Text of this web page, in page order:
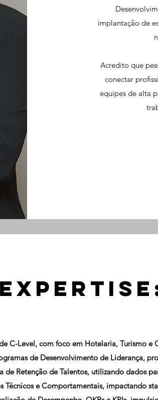
implantação de
Acredito que
conectar
equipes de alta
C-Level, com foco em Hotelaria, Turismo e
de Desenvolvimento de Liderança,
de Retenção de Talentos, utilizando dados
Técnicos e Comportamentais, impactando